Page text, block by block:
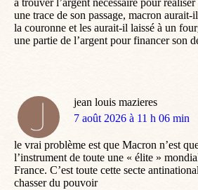
à trouver l’argent nécessaire pour réaliser
une trace de son passage, macron
la couronne et les aurait-il laissé à un
une partie de l’argent pour financer son
jean louis mazieres
dit
7 août 2026 à 11 h 06 min
le vrai problème est que Macron n’est
l’instrument de toute une « élite »
France. C’est toute cette secte
chasser du pouvoir